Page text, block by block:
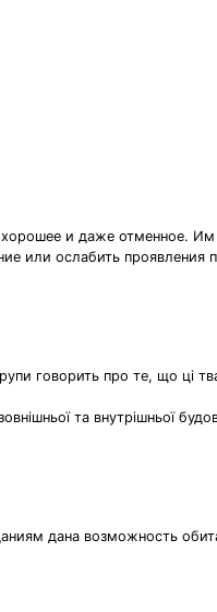
и даже отменное. Им
или ослабить проявления
говорить про те, що ці
та внутрішньої
дана возможность